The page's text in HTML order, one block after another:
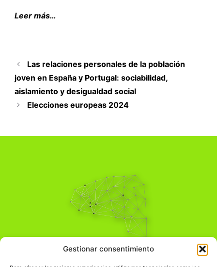
Gestionar consentimiento
Leer más…
Las relaciones personales de la población
joven en España y Portugal: sociabilidad,
aislamiento y desigualdad social
Elecciones europeas 2024
Pensamiento Crítico